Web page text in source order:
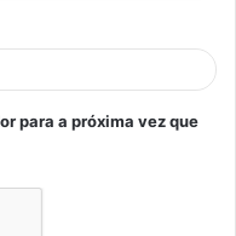
para a próxima vez que